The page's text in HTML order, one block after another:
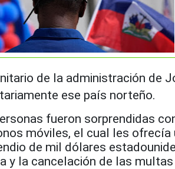
de la administración de
ese país norteño.
fueron sorprendidas
móviles, el cual les ofrecía
de mil dólares
y la cancelación de las